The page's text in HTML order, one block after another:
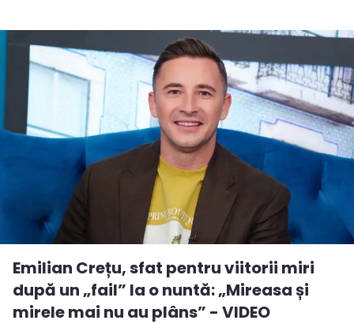
Emilian Crețu, sfat pentru viitorii miri
după un „fail” la o nuntă: „Mireasa și
mirele mai nu au plâns” - VIDEO